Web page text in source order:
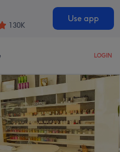
130K
Use app
LOGIN